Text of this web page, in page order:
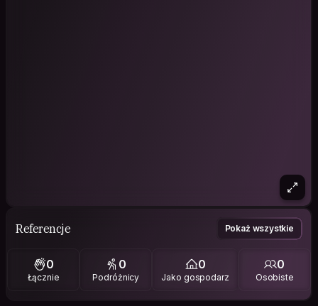
Referencje Pokaż wszystkie
0
Łącznie
0
Podróżnicy
0
Jako gospodarz
0
Osobiste